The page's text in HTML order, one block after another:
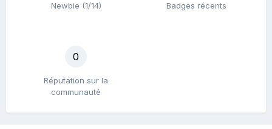
Newbie (1/14) Badges récents
0
Réputation sur la
communauté